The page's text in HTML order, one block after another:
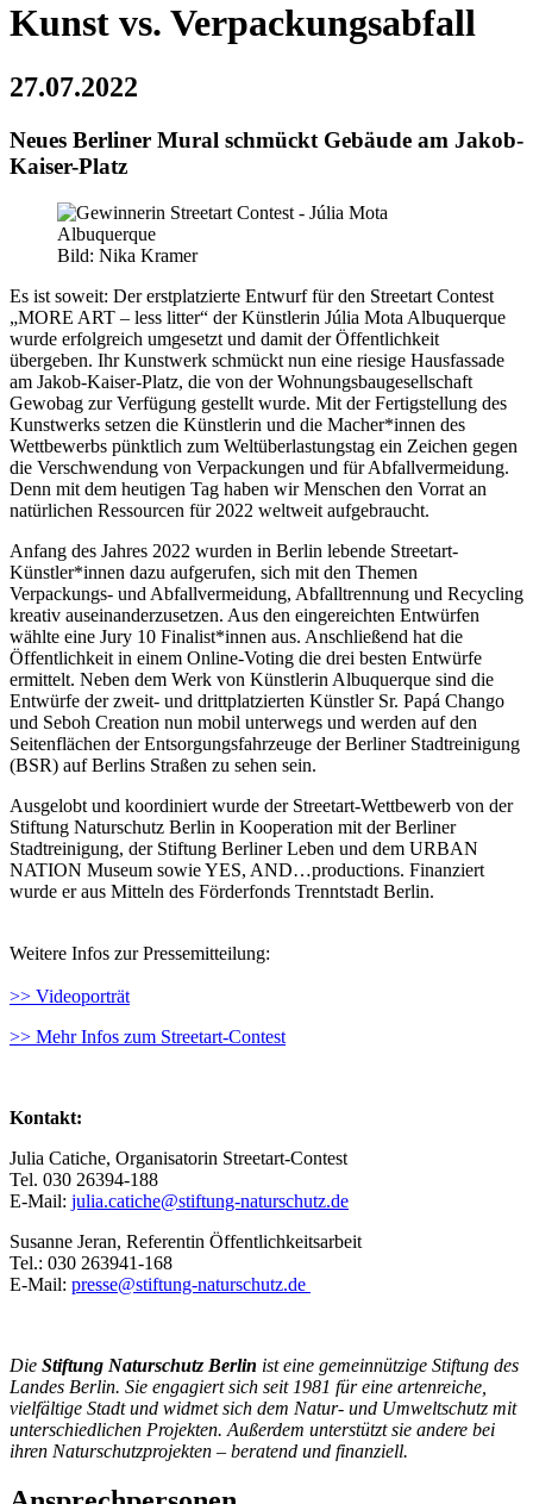
Kunst vs. Verpackungsabfall
27.07.2022
Neues Berliner Mural schmückt Gebäude am Jakob-
Kaiser-Platz
Bild: Nika Kramer
Es ist soweit: Der erstplatzierte Entwurf für den Streetart Contest
„MORE ART – less litter“ der Künstlerin Júlia Mota Albuquerque
wurde erfolgreich umgesetzt und damit der Öffentlichkeit
übergeben. Ihr Kunstwerk schmückt nun eine riesige Hausfassade
am Jakob-Kaiser-Platz, die von der Wohnungsbaugesellschaft
Gewobag zur Verfügung gestellt wurde. Mit der Fertigstellung des
Kunstwerks setzen die Künstlerin und die Macher*innen des
Wettbewerbs pünktlich zum Weltüberlastungstag ein Zeichen gegen
die Verschwendung von Verpackungen und für Abfallvermeidung.
Denn mit dem heutigen Tag haben wir Menschen den Vorrat an
natürlichen Ressourcen für 2022 weltweit aufgebraucht.
Anfang des Jahres 2022 wurden in Berlin lebende Streetart-
Künstler*innen dazu aufgerufen, sich mit den Themen
Verpackungs- und Abfallvermeidung, Abfalltrennung und Recycling
kreativ auseinanderzusetzen. Aus den eingereichten Entwürfen
wählte eine Jury 10 Finalist*innen aus. Anschließend hat die
Öffentlichkeit in einem Online-Voting die drei besten Entwürfe
ermittelt. Neben dem Werk von Künstlerin Albuquerque sind die
Entwürfe der zweit- und drittplatzierten Künstler Sr. Papá Chango
und Seboh Creation nun mobil unterwegs und werden auf den
Seitenflächen der Entsorgungsfahrzeuge der Berliner Stadtreinigung
(BSR) auf Berlins Straßen zu sehen sein.
Ausgelobt und koordiniert wurde der Streetart-Wettbewerb von der
Stiftung Naturschutz Berlin in Kooperation mit der Berliner
Stadtreinigung, der Stiftung Berliner Leben und dem URBAN
NATION Museum sowie YES, AND…productions. Finanziert
wurde er aus Mitteln des Förderfonds Trenntstadt Berlin.
Weitere Infos zur Pressemitteilung:
>> Videoporträt
>> Mehr Infos zum Streetart-Contest
Kontakt:
Julia Catiche, Organisatorin Streetart-Contest
Tel. 030 26394-188
E-Mail: julia.catiche@stiftung-naturschutz.de
Susanne Jeran, Referentin Öffentlichkeitsarbeit
Tel.: 030 263941-168
E-Mail: presse@stiftung-naturschutz.de
Die Stiftung Naturschutz Berlin ist eine gemeinnützige Stiftung des
Landes Berlin. Sie engagiert sich seit 1981 für eine artenreiche,
vielfältige Stadt und widmet sich dem Natur- und Umweltschutz mit
unterschiedlichen Projekten. Außerdem unterstützt sie andere bei
ihren Naturschutzprojekten – beratend und finanziell.